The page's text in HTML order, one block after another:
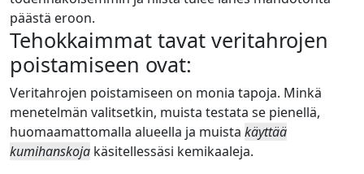
päästä eroon.
Tehokkaimmat tavat veritahrojen
poistamiseen ovat:
Veritahrojen poistamiseen on monia tapoja. Minkä
menetelmän valitsetkin, muista testata se pienellä,
huomaamattomalla alueella ja muista käyttää
kumihanskoja käsitellessäsi kemikaaleja.